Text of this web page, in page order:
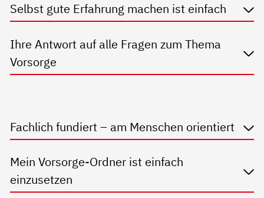
Selbst gute Erfahrung machen ist einfach
Ihre Antwort auf alle Fragen zum Thema
Vorsorge
Fachlich fundiert – am Menschen orientiert
Mein Vorsorge-Ordner ist einfach
einzusetzen